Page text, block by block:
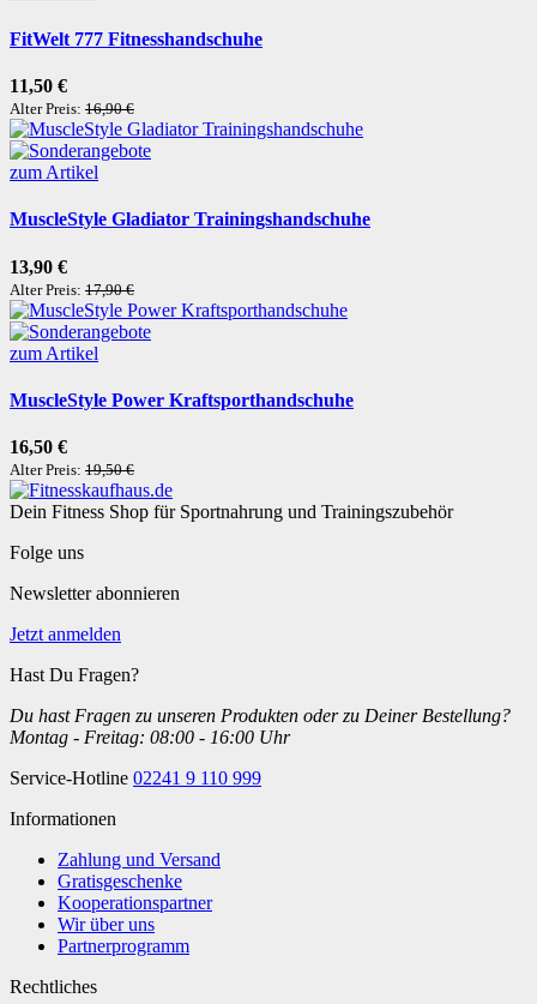
FitWelt 777 Fitnesshandschuhe
11,50 €
Alter Preis: 16,90 €
zum Artikel
MuscleStyle Gladiator Trainingshandschuhe
13,90 €
Alter Preis: 17,90 €
zum Artikel
MuscleStyle Power Kraftsporthandschuhe
16,50 €
Alter Preis: 19,50 €
Dein Fitness Shop für Sportnahrung und Trainingszubehör
Folge uns
Newsletter abonnieren
Jetzt anmelden
Hast Du Fragen?
Du hast Fragen zu unseren Produkten oder zu Deiner Bestellung?
Montag - Freitag: 08:00 - 16:00 Uhr
Service-Hotline 02241 9 110 999
Informationen
Zahlung und Versand
Gratisgeschenke
Kooperationspartner
Wir über uns
Partnerprogramm
Rechtliches